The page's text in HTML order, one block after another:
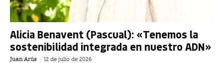
Alicia Benavent (Pascual): «Tenemos la
sostenibilidad integrada en nuestro ADN»
Juan Arús - 12 de julio de 2026